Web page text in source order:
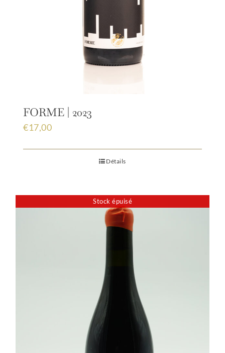
FORME | 2023
€17,00
Détails
Stock épuisé